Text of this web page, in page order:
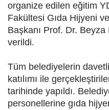
organize edilen eğitim
Fakültesi Gıda Hijyeni
Başkanı Prof. Dr.
verildi.
Tüm belediyelerin
katılımı ile
tarihinde yapıldı.
personellerine gıda